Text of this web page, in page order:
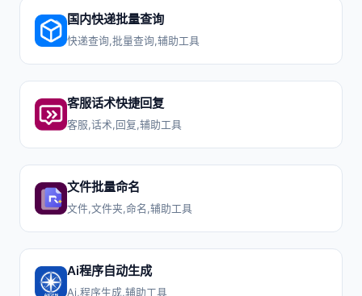
国内快递批量查询
快递查询,批量查询,辅助工具
客服话术快捷回复
客服,话术,回复,辅助工具
文件批量命名
文件,文件夹,命名,辅助工具
Ai程序自动生成
Ai,程序生成,辅助工具